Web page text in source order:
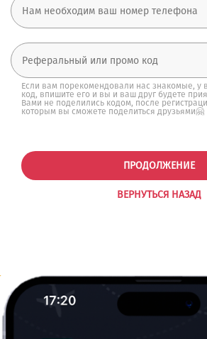
Если вам порекомендовали нас знакомые, у
код, впишите его и вы и ваш друг будете
Вами не поделились кодом, после
которым вы сможете поделиться друзьями🤗
ВЕРНУТЬСЯ НАЗАД
ПРОДОЛЖЕНИЕ